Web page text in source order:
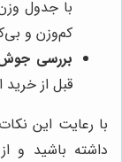
با جدول
کم‌وزن و
بررسی
قبل از
با رعایت این
داشته باشید و